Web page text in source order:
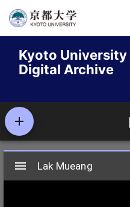
Skip
contentKyoto University
Digital Archive